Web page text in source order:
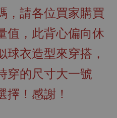
，請各位買家購買
值，此背心偏向休
球衣造型來穿搭，
穿的尺寸大一號
擇！感謝！